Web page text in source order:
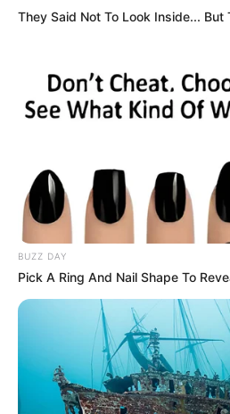
Tidur, Serasa Beristirahat
Kamar Raja
Tampil Lebih Modern, 7
Hasil Renovasi Rumah
90 Tahun
They Said Not To Look Inside... But
BUZZ DAY
Pick A Ring And Nail Shape To